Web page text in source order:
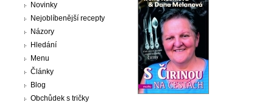
Novinky
Nejoblíbenější recepty
Názory
Hledání
Menu
Články
Blog
Obchůdek s tričky